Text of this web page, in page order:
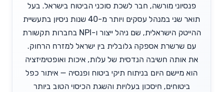
פנסיוני מורשה, חבר לשכת סוכני הביטוח בישראל. בעל
תואר שני במנהל עסקים ויותר מ-40 שנות ניסיון בתעשיית
ההייטק הישראלית, שם ניהל ייצור ו-NPI בחברות תקשורת
עם שרשרת אספקה גלובלית בין ישראל למזרח הרחוק.
את אותה חשיבה הנדסית של עלות, איכות ואופטימיזציה
הוא מיישם היום בניתוח תיקי ביטוח ופנסיה — איתור כפל
ביטוחים, חיסכון בעלויות והשגת הכיסוי הטוב ביותר